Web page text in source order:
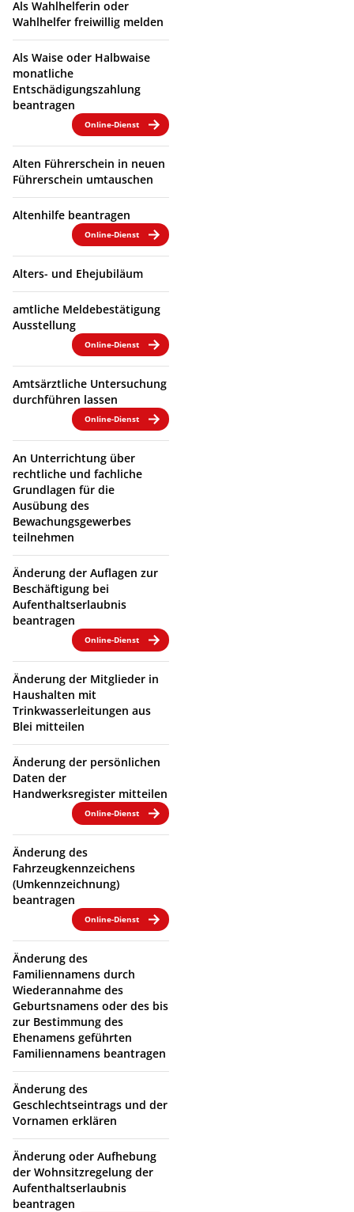
Als Wahlhelferin oder
Wahlhelfer freiwillig melden
Als Waise oder Halbwaise
monatliche
Entschädigungszahlung
beantragen
Online-Dienst
Alten Führerschein in neuen
Führerschein umtauschen
Altenhilfe beantragen
Online-Dienst
Alters- und Ehejubiläum
amtliche Meldebestätigung
Ausstellung
Online-Dienst
Amtsärztliche Untersuchung
durchführen lassen
Online-Dienst
An Unterrichtung über
rechtliche und fachliche
Grundlagen für die
Ausübung des
Bewachungsgewerbes
teilnehmen
Änderung der Auflagen zur
Beschäftigung bei
Aufenthaltserlaubnis
beantragen
Online-Dienst
Änderung der Mitglieder in
Haushalten mit
Trinkwasserleitungen aus
Blei mitteilen
Änderung der persönlichen
Daten der
Handwerksregister mitteilen
Online-Dienst
Änderung des
Fahrzeugkennzeichens
(Umkennzeichnung)
beantragen
Online-Dienst
Änderung des
Familiennamens durch
Wiederannahme des
Geburtsnamens oder des bis
zur Bestimmung des
Ehenamens geführten
Familiennamens beantragen
Änderung des
Geschlechtseintrags und der
Vornamen erklären
Änderung oder Aufhebung
der Wohnsitzregelung der
Aufenthaltserlaubnis
beantragen